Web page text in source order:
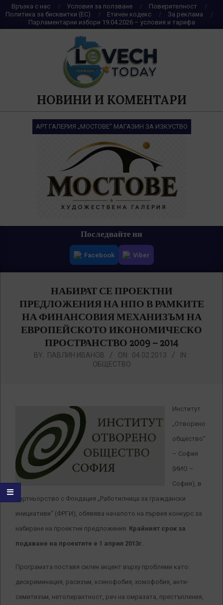
Skip
to
content
Връзка с нас Условия за ползване
Поверителност
Политика за бисквитки (ЕС)
Етичен кодекс
За реклама
Парламентарни избори 19.04.2026 – условия и тарифа
НОВИНИ И КОМЕНТАРИ
АРТ ГАЛЕРИЯ „МОСТОВЕ“ МАГАЗИН ЗА ИЗКУСТВО
Последвайте ни
Facebook Viber
НАБИРАТ СЕ ПРОЕКТНИ
ПРЕДЛОЖЕНИЯ НА НПО В РАМКИТЕ
НА ФИНАНСОВИЯ МЕХАНИЗЪМ НА
ЕВРОПЕЙСКОТО ИКОНОМИЧЕСКО
ПРОСТРАНСТВО 2009 – 2014
BY: ПАВЛИН ИВАНОВ ON: 04.02.2013
IN:
ОБЩЕСТВО
Институт
„Отворено
общество“
– София
(ИИО –
София), в
партньорство с Фондация „Работилница за граждански
инициативи“ (ФРГИ), обявява началото на първия конкурс за
набиране на проектни предложения. Крайният срок за
подаване на проектите е 1 април 2013г.
Програмата поставя силен акцент върху проблеми като:
дискриминация, расизъм, ксенофобия, хомофобия, анти-
семитизъм, нетолерантност, реч на омразата, престъпления,